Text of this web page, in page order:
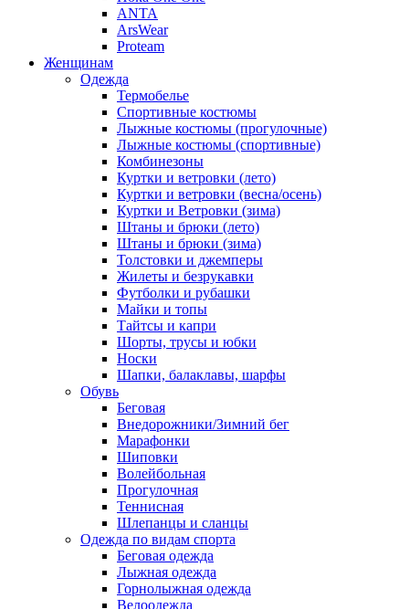
ANTA
ArsWear
Proteam
Женщинам
Одежда
Термобелье
Спортивные костюмы
Лыжные костюмы (прогулочные)
Лыжные костюмы (спортивные)
Комбинезоны
Куртки и ветровки (лето)
Куртки и ветровки (весна/осень)
Куртки и Ветровки (зима)
Штаны и брюки (лето)
Штаны и брюки (зима)
Толстовки и джемперы
Жилеты и безрукавки
Футболки и рубашки
Майки и топы
Тайтсы и капри
Шорты, трусы и юбки
Носки
Шапки, балаклавы, шарфы
Обувь
Беговая
Внедорожники/Зимний бег
Марафонки
Шиповки
Волейбольная
Прогулочная
Теннисная
Шлепанцы и сланцы
Одежда по видам спорта
Беговая одежда
Лыжная одежда
Горнолыжная одежда
Велоодежда